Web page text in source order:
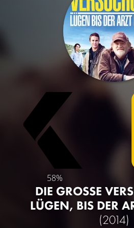
58%
DIE GROSSE
ÜGEN, BIS DER
(2014)